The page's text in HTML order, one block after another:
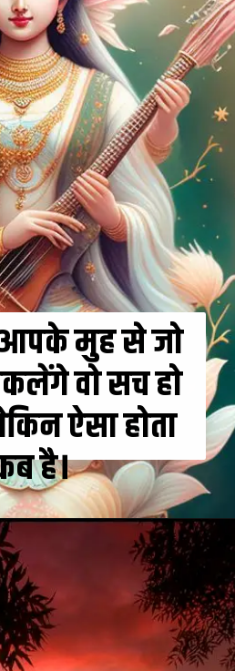
मुह से जो
वो सच हो
ऐसा होता
है।